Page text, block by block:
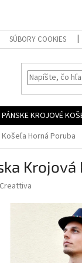
SÚBORY COOKIES
PÁNSKE KROJOVÉ
Horná Poruba
Creattiva